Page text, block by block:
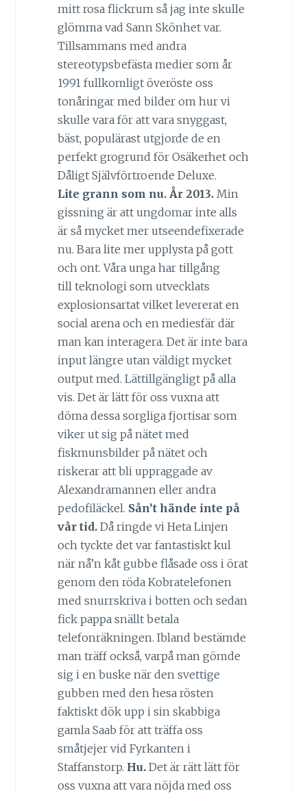
mitt rosa flickrum så jag inte skulle
glömma vad Sann Skönhet var.
Tillsammans med andra
stereotypsbefästa medier som år
1991 fullkomligt överöste oss
tonåringar med bilder om hur vi
skulle vara för att vara snyggast,
bäst, populärast utgjorde de en
perfekt grogrund för Osäkerhet och
Dåligt Självförtroende Deluxe.
Lite grann som nu. År 2013.Min
gissning är att ungdomar inte alls
är så mycket mer utseendefixerade
nu. Bara lite mer upplysta på gott
och ont. Våra unga har tillgång
till teknologi som utvecklats
explosionsartat vilket levererat en
social arena och en mediesfär där
man kan interagera. Det är inte bara
input längre utan väldigt mycket
output med. Lättillgängligt på alla
vis. Det är lätt för oss vuxna att
döma dessa sorgliga fjortisar som
viker ut sig på nätet med
fiskmunsbilder på nätet och
riskerar att bli uppraggade av
Alexandramannen eller andra
pedofiläckel. Sån’t hände inte på
vår tid.Då ringde vi Heta Linjen
och tyckte det var fantastiskt kul
när nå’n kåt gubbe flåsade oss i örat
genom den röda Kobratelefonen
med snurrskriva i botten och sedan
fick pappa snällt betala
telefonräkningen. Ibland bestämde
man träff också, varpå man gömde
sig i en buske när den svettige
gubben med den hesa rösten
faktiskt dök upp i sin skabbiga
gamla Saab för att träffa oss
småtjejer vid Fyrkanten i
Staffanstorp. Hu.Det är rätt lätt för
oss vuxna att vara nöjda med oss